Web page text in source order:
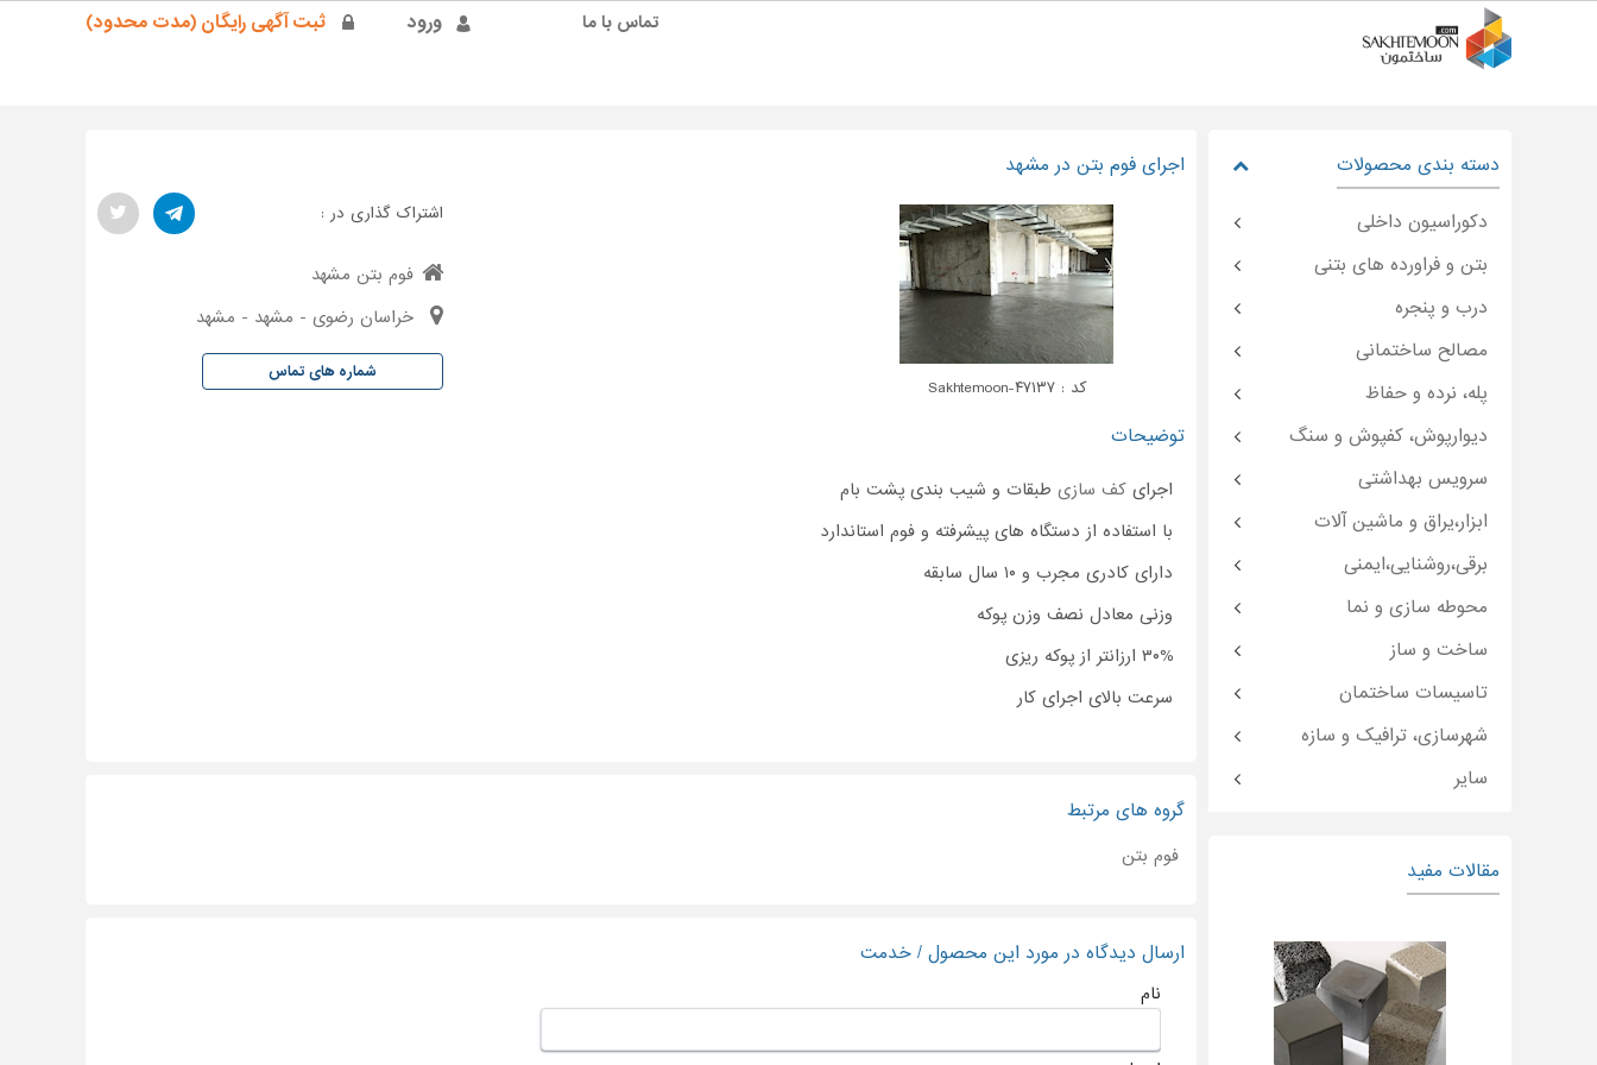
ورود ثبت آگهی رایگان (مدت محدود) تماس با ما
اجرای فوم بتن در مشهد
کد : Sakhtemoon-۴۷۱۳۷
توضیحات
اجرای کف سازی طبقات و شیب بندی پشت بام
با استفاده از دستگاه های پیشرفته و فوم استاندارد
دارای کادری مجرب و ۱۰ سال سابقه
وزنی معادل نصف وزن پوکه
۳۰% ارزانتر از پوکه ریزی
سرعت بالای اجرای کار
اشتراک گذاری در :
فوم بتن مشهد
خراسان رضوی - مشهد - مشهد
شماره های تماس
گروه های مرتبط
فوم بتن
ارسال دیدگاه در مورد این محصول / خدمت
نام
دسته بندی محصولات
دکوراسیون داخلی
بتن و فراورده های بتنی
درب و پنجره
مصالح ساختمانی
پله، نرده و حفاظ
دیوارپوش، کفپوش و سنگ
سرویس بهداشتی
ابزار،یراق و ماشین آلات
برقی،روشنایی،ایمنی
محوطه سازی و نما
ساخت و ساز
تاسیسات ساختمان
شهرسازی، ترافیک و سازه
سایر
مقالات مفید